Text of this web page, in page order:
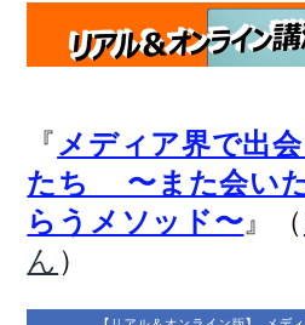
『 メディア界で出
たち 〜また会い
らうメソッド〜 』（
ん ）